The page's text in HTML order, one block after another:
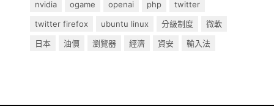
nvidia
ogame openai php
twitter
twitter firefox
ubuntu linux 分級制度
微軟
日本
油價 瀏覽器 經濟 資安 輸入法